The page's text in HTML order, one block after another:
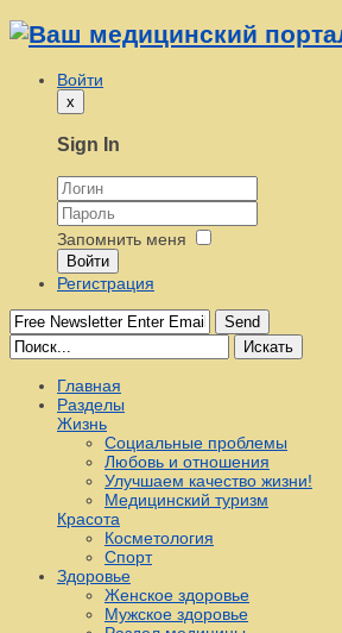
Войти
x
Sign In
Запомнить меня
Войти
Регистрация
Send
Искать
Главная
Разделы
Жизнь
Социальные проблемы
Любовь и отношения
Улучшаем качество жизни!
Медицинский туризм
Красота
Косметология
Спорт
Здоровье
Женское здоровье
Мужское здоровье